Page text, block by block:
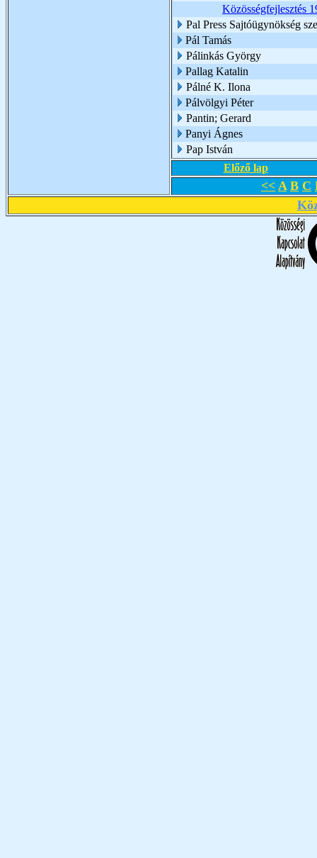
Közösségfejlesztés
Pal Press Sajtóügynökség
Pál Tamás
Pálinkás György
Pallag Katalin
Pálné K. Ilona
Pálvölgyi Péter
Pantin; Gerard
Panyi Ágnes
Pap István
Előző lap
<< A B C